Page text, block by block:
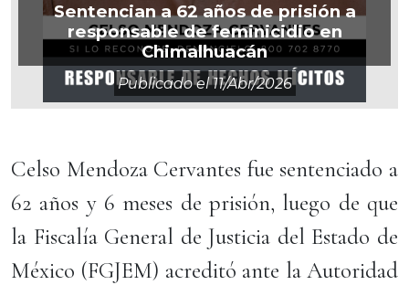
Sentencian a 62 años de prisión a
responsable de feminicidio en
Chimalhuacán
Publicado el11/abr/2026
Celso Mendoza Cervantes fue sentenciado a
62 años y 6 meses de prisión, luego de que
la Fiscalía General de Justicia del Estado de
México (FGJEM) acreditó ante la Autoridad